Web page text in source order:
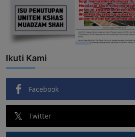
Ikuti Kami
Facebook
Twitter